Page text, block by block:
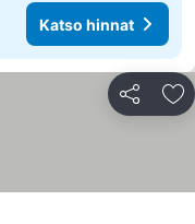
Katso hinnat
Jaa